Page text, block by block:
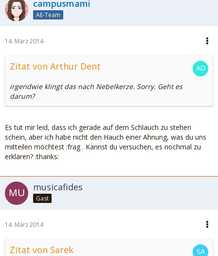
campusmami
AE-Team
14. März 2014
Zitat von Arthur Dent
irgendwie klingt das nach Nebelkerze. Sorry. Geht es
darum?
Es tut mir leid, dass ich gerade auf dem Schlauch zu stehen
schein, aber ich habe nicht den Hauch einer Ahnung, was du uns
mitteilen möchtest :frag . Kannst du versuchen, es nochmal zu
erklären? :thanks:
musicafides
Gast
14. März 2014
Zitat von Sarek